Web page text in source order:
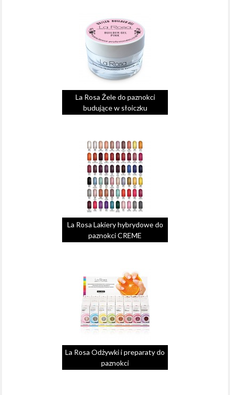
La Rosa Żele do paznokci
budujące w słoiczku
La Rosa Lakiery hybrydowe do
paznokci CREME
La Rosa Odżywki i preparaty do
paznokci